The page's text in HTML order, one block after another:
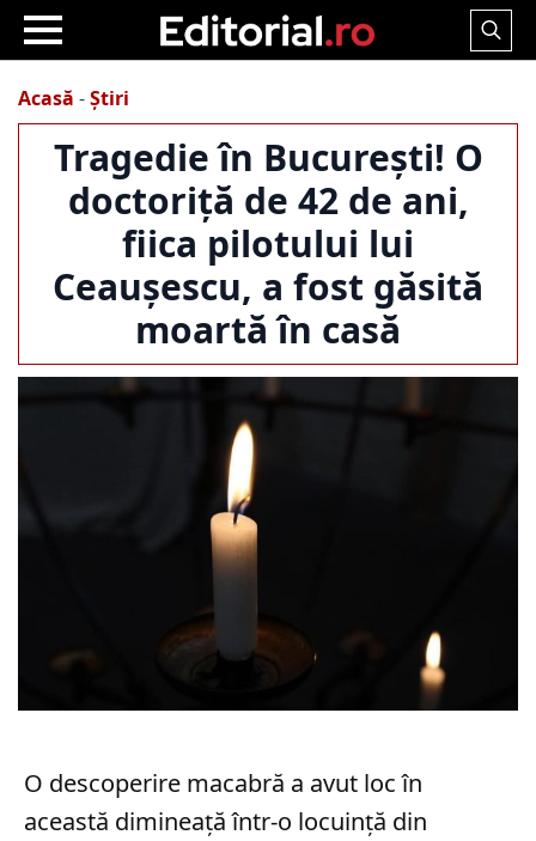
Search
Acasă -Știri
Tragedie în București! O
doctoriță de 42 de ani,
fiica pilotului lui
Ceaușescu, a fost găsită
moartă în casă
O descoperire macabră a avut loc în
această dimineață într-o locuință din